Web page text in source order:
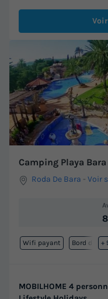
Camping Playa Bara
Roda De Bara -Voir
Wifi payant Bord de +
MOBILHOME 4